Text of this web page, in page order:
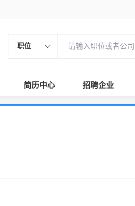
职位
简历中心 招聘企业